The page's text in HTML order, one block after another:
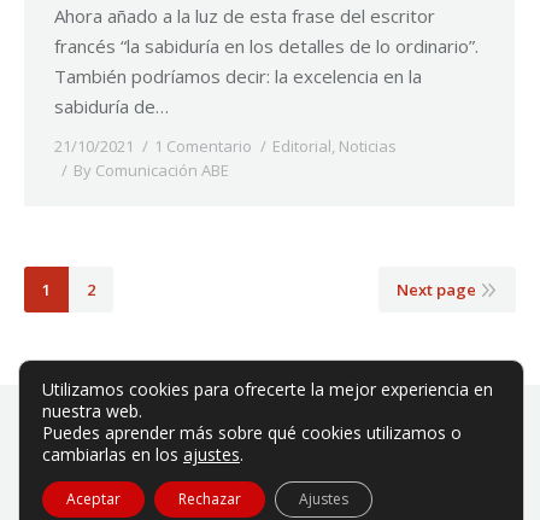
Ahora añado a la luz de esta frase del escritor
francés “la sabiduría en los detalles de lo ordinario”.
También podríamos decir: la excelencia en la
sabiduría de…
21/10/2021 1 Comentario Editorial, Noticias
By Comunicación ABE
1 2 Next page
ABE es una asociación privada sin ánimo de lucro.
Utilizamos cookies para ofrecerte la mejor experiencia en
nuestra web.
Puedes aprender más sobre qué cookies utilizamos o
cambiarlas en los ajustes.
Aceptar Rechazar Ajustes